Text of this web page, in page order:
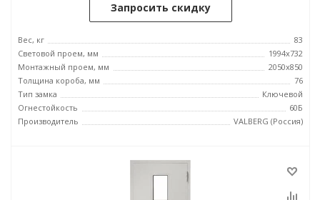
Запросить скидку
Вес, кг
83
Световой проем, мм
1994x732
Монтажный проем, мм
2050x850
Толщина короба, мм
76
Тип замка
Ключевой
Огнестойкость
60Б
Производитель
VALBERG (Россия)